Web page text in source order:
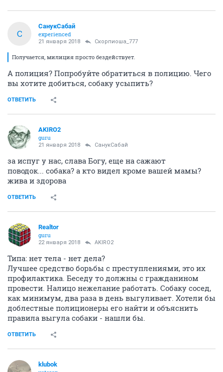
С
СанукСабай
experienced
21 января 2018 Скорпиоша_777
Получается, милиция просто бездействует.
А полиция? Попробуйте обратиться в полицию. Чего
вы хотите добиться, собаку усыпить?
ОТВЕТИТЬ
AKIRO2
guru
21 января 2018 СанукСабай
за испуг у нас, слава Богу, еще на сажают
поводок... собака? а кто видел кроме вашей мамы?
жива и здорова
ОТВЕТИТЬ
Realtor
guru
22 января 2018 AKIRO2
Типа: нет тела - нет дела?
Лучшее средство борьбы с преступлениями, это их
профилактика. Беседу то должны с гражданином
провести. Налицо нежелание работать. Собаку сосед,
как минимум, два раза в день выгуливает. Хотели бы
доблестные полиционеры его найти и объяснить
правила выгула собаки - нашли бы.
ОТВЕТИТЬ
klubok